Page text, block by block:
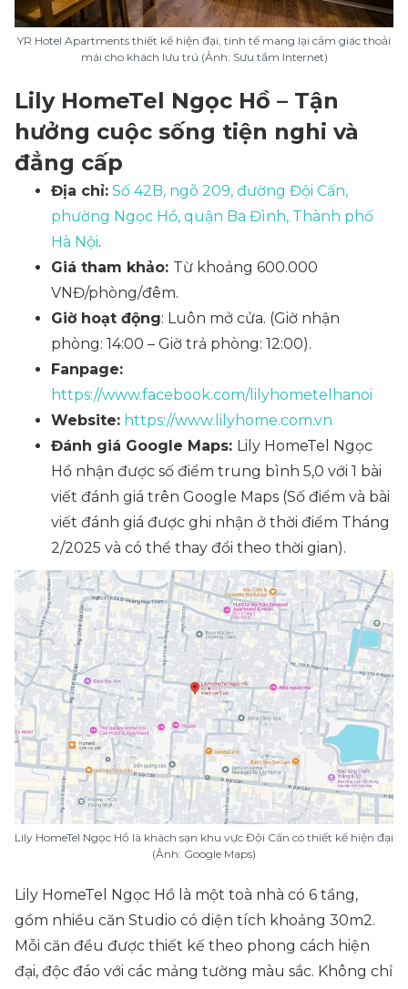
YR Hotel Apartments thiết kế hiện đại, tinh tế mang lại cảm giác thoải
mái cho khách lưu trú (Ảnh: Sưu tầm Internet)
Lily HomeTel Ngọc Hồ – Tận
hưởng cuộc sống tiện nghi và
đẳng cấp
Địa chỉ: Số 42B, ngõ 209, đường Đội Cấn,
phường Ngọc Hồ, quận Ba Đình, Thành phố
Hà Nội.
Giá tham khảo: Từ khoảng 600.000
VNĐ/phòng/đêm.
Giờ hoạt động: Luôn mở cửa. (Giờ nhận
phòng: 14:00 – Giờ trả phòng: 12:00).
Fanpage:
https://www.facebook.com/lilyhometelhanoi
Website: https://www.lilyhome.com.vn
Đánh giá Google Maps: Lily HomeTel Ngọc
Hồ nhận được số điểm trung bình 5,0 với 1 bài
viết đánh giá trên Google Maps (Số điểm và bài
viết đánh giá được ghi nhận ở thời điểm Tháng
2/2025 và có thể thay đổi theo thời gian).
Lily HomeTel Ngọc Hồ là khách sạn khu vực Đội Cấn có thiết kế hiện đại
(Ảnh: Google Maps)
Lily HomeTel Ngọc Hồ là một toà nhà có 6 tầng,
gồm nhiều căn Studio có diện tích khoảng 30m2.
Mỗi căn đều được thiết kế theo phong cách hiện
đại, độc đáo với các mảng tường màu sắc. Không chỉ